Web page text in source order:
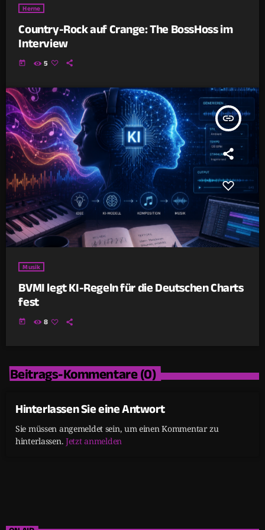
Herne
Country-Rock auf Crange: The BossHoss im
Interview
today 5
insert_link
Musik
BVMI legt KI-Regeln für die Deutschen Charts
fest
today 8
Beitrags-Kommentare (0)
Hinterlassen Sie eine Antwort
Sie müssen angemeldet sein, um einen Kommentar zu
hinterlassen. Jetzt anmelden